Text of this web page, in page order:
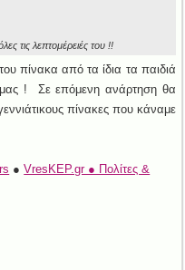
τις λεπτομέρειές του !!
πίνακα από τα ίδια τα παιδιά
μας ! Σε επόμενη ανάρτηση θα
πίνακες που κάναμε
●VresKEP.gr ● Πολίτες &